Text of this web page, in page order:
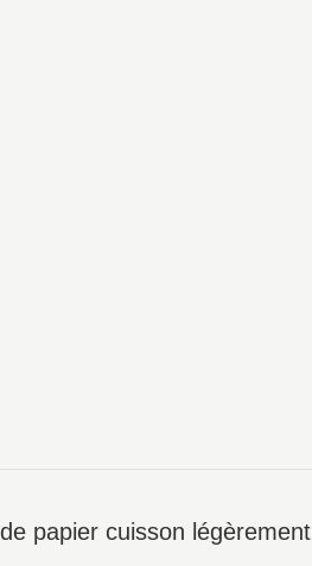
papier cuisson légèrement